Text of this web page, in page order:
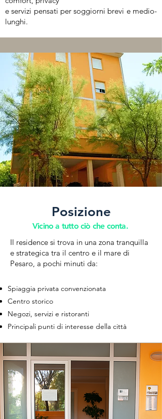
e servizi pensati per soggiorni brevi e medio-
lunghi.
Posizione
Vicino a tutto ciò che conta.
Il residence si trova in una zona tranquilla
e strategica tra il centro e il mare di
Pesaro, a pochi minuti da:
Spiaggia privata convenzionata
Centro storico
Negozi, servizi e ristoranti
Principali punti di interesse della città
Una posizione ideale sia per
turismo che per lavoro.